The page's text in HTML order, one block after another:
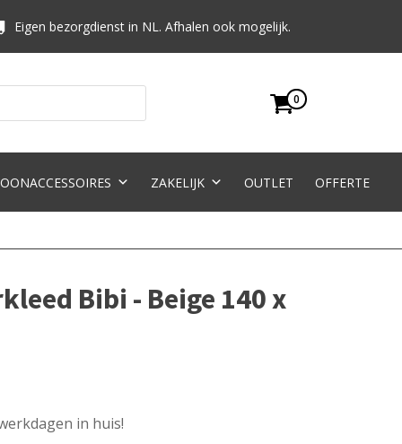
Eigen bezorgdienst in NL. Afhalen ook mogelijk.
0
ZAKELIJK OUTLET OFFERTE
Bibi - Beige 140 x
in huis!